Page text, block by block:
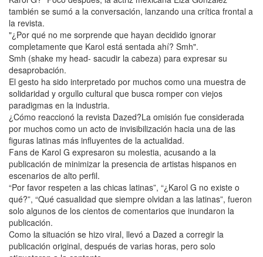
también se sumó a la conversación, lanzando una crítica frontal a
la revista.
"¿Por qué no me sorprende que hayan decidido ignorar
completamente que Karol está sentada ahí? Smh".
Smh (shake my head- sacudir la cabeza) para expresar su
desaprobación.
El gesto ha sido interpretado por muchos como una muestra de
solidaridad y orgullo cultural que busca romper con viejos
paradigmas en la industria.
¿Cómo reaccionó la revista Dazed?La omisión fue considerada
por muchos como un acto de invisibilización hacia una de las
figuras latinas más influyentes de la actualidad.
Fans de Karol G expresaron su molestia, acusando a la
publicación de minimizar la presencia de artistas hispanos en
escenarios de alto perfil.
“Por favor respeten a las chicas latinas”, “¿Karol G no existe o
qué?”, “Qué casualidad que siempre olvidan a las latinas”, fueron
solo algunos de los cientos de comentarios que inundaron la
publicación.
Como la situación se hizo viral, llevó a Dazed a corregir la
publicación original, después de varias horas, pero solo